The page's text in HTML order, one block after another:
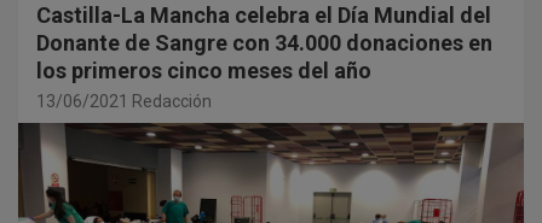
Castilla-La Mancha celebra el Día Mundial del
Donante de Sangre con 34.000 donaciones en
los primeros cinco meses del año
13/06/2021 Redacción